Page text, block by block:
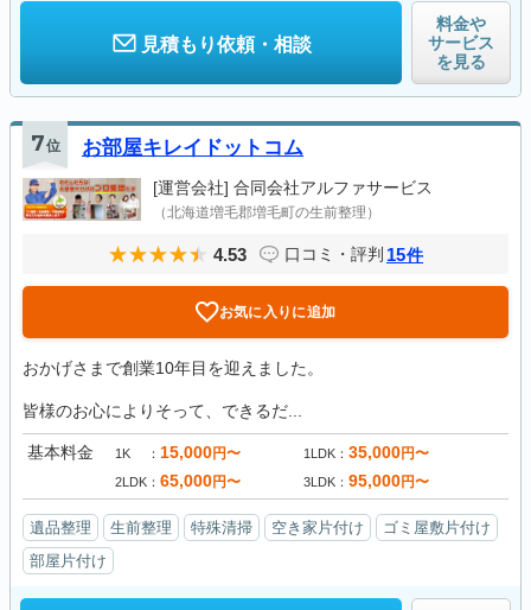
見積もり依頼・相談
料金や
サービス
を見る
7位 お部屋キレイドットコム
[運営会社] 合同会社アルファサービス
（北海道増毛郡増毛町の生前整理）
4.53 口コミ・評判 15件
お気に入りに追加
おかげさまで創業10年目を迎えました。
皆様のお心によりそって、できるだ...
基本料金 1K 15,000円〜 1LDK 35,000円〜
2LDK 65,000円〜 3LDK 95,000円〜
遺品整理 生前整理 特殊清掃 空き家片付け
ゴミ屋敷片付け
部屋片付け